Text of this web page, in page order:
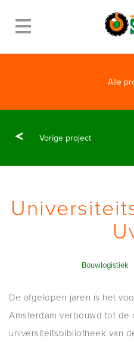
Alle
Vorige project
Bouwlogistiek
De afgelopen jaren is het
Amsterdam verbouwd tot de
universiteitsbibliotheek van